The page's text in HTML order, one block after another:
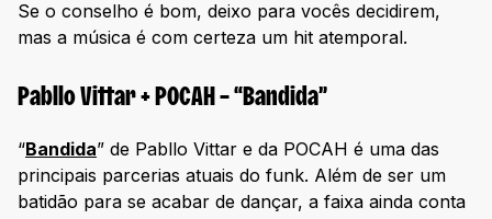
Se o conselho é bom, deixo para vocês decidirem,
mas a música é com certeza um hit atemporal.
Pabllo Vittar + POCAH – “Bandida”
“Bandida” de Pabllo Vittar e da POCAH é uma das
principais parcerias atuais do funk. Além de ser um
batidão para se acabar de dançar, a faixa ainda conta